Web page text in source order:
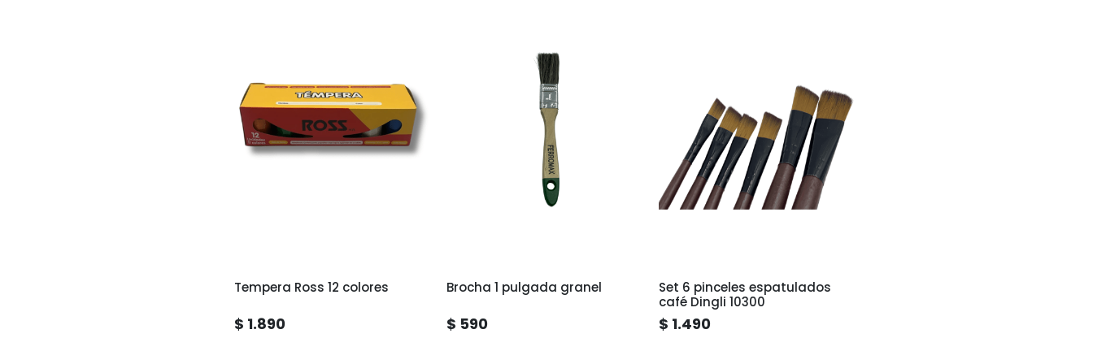
Tempera Ross 12 colores
$ 1.890
Brocha 1 pulgada granel
$ 590
Set 6 pinceles espatulados
café Dingli 10300
$ 1.490